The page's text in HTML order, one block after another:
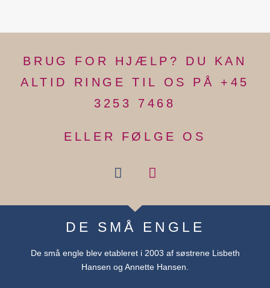
BRUG FOR HJÆLP? DU KAN
ALTID RINGE TIL OS PÅ +45
3253 7468
ELLER FØLGE OS
DE SMÅ ENGLE
De små engle blev etableret i 2003 af søstrene Lisbeth
Hansen og Annette Hansen.